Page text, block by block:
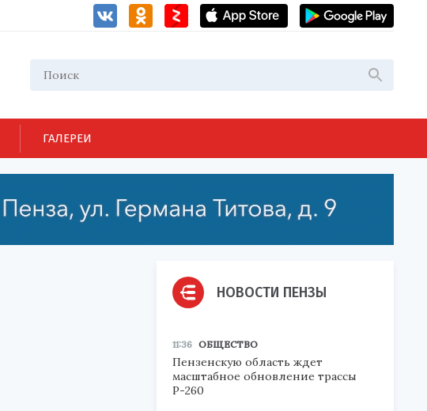
ГАЛЕРЕИ
НОВОСТИ ПЕНЗЫ
11:36 ОБЩЕСТВО
Пензенскую область ждет
масштабное обновление трассы
Р-260